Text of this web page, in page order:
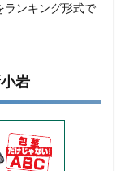
ランキング形式で
岩